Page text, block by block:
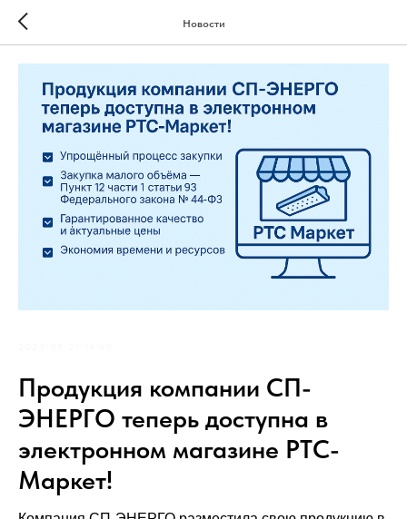
Новости
Продукция компании СП-
ЭНЕРГО теперь доступна в
электронном магазине РТС-
Маркет!